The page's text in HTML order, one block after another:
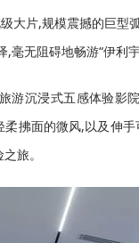
级大片,规模震撼的巨
毫无阻碍地畅游“伊利
游沉浸式五感体验影
拂面的微风,以及伸
旅。